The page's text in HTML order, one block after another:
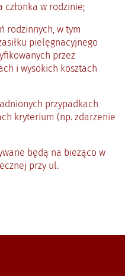
członka w rodzinie;
rodzinnych, w tym
pielęgnacyjnego
przez
i wysokich kosztach
przypadkach
kryterium (np. zdarzenie
będą na bieżąco w
przy ul.